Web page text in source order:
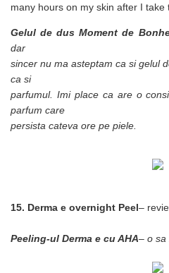
many hours on my skin after I take
Gelul de dus Moment de
dar
sincer nu ma asteptam ca si gelul
ca si
parfumul. Imi place ca are o
parfum care
persista cateva ore pe piele.
15. Derma e overnight Peel–
Peeling-ul Derma e cu AHA– o sa